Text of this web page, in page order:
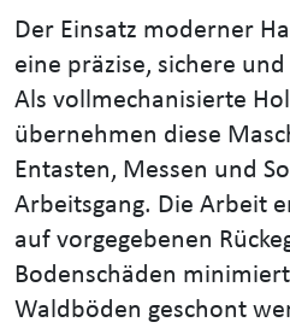
Der Einsatz moderner
eine präzise, sichere
Als vollmechanisierte
übernehmen diese
Entasten, Messen und
Arbeitsgang. Die Arbeit
auf vorgegebenen
Bodenschäden
Waldböden geschont